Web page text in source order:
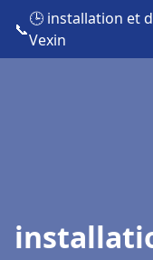
📞
🕒 installation et
Vexin